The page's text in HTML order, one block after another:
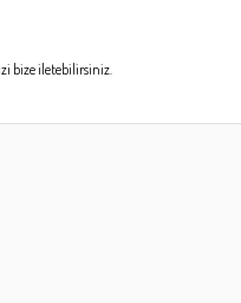
bize iletebilirsiniz.